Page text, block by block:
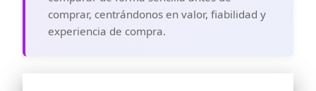
comprar, centrándonos en valor, fiabilidad y
experiencia de compra.